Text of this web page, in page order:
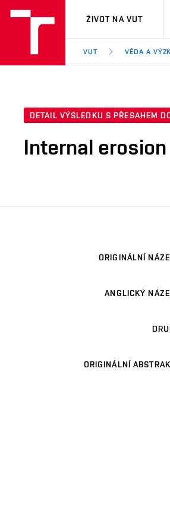
VUT
ŽIVOT NA VUT
VUT VĚDA A
DETAIL VÝSLEDKU S PŘESAHEM
Internal
ORIGINÁLNÍ
ANGLICKÝ
ORIGINÁLNÍ